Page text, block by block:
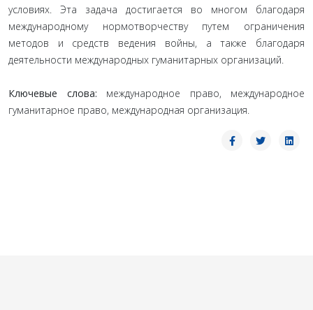
условиях. Эта задача достигается во многом благодаря
международному нормотворчеству путем ограничения
методов и средств ведения войны, а также благодаря
деятельности международных гуманитарных организаций.
Ключевые слова: международное право, международное
гуманитарное право, международная организация.